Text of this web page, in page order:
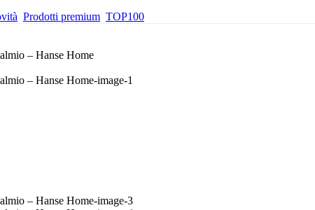
Prodotti premium TOP100